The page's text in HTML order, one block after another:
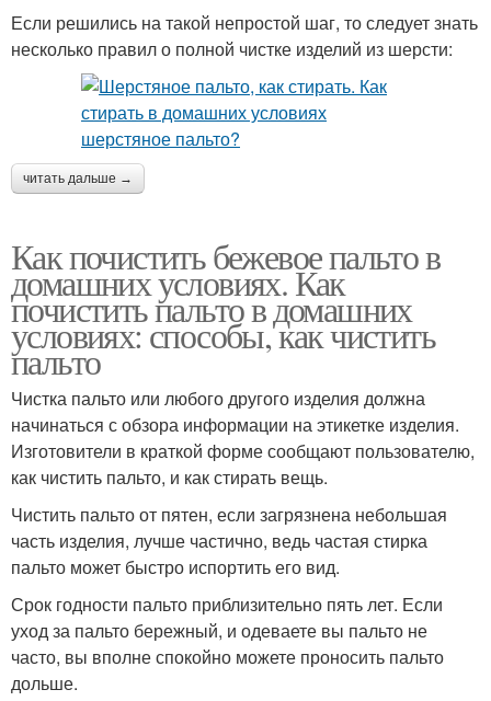
Если решились на такой непростой шаг, то следует знать
несколько правил о полной чистке изделий из шерсти:
читать дальше →
Как почистить бежевое пальто в
домашних условиях. Как
почистить пальто в домашних
условиях: способы, как чистить
пальто
Чистка пальто или любого другого изделия должна
начинаться с обзора информации на этикетке изделия.
Изготовители в краткой форме сообщают пользователю,
как чистить пальто, и как стирать вещь.
Чистить пальто от пятен, если загрязнена небольшая
часть изделия, лучше частично, ведь частая стирка
пальто может быстро испортить его вид.
Срок годности пальто приблизительно пять лет. Если
уход за пальто бережный, и одеваете вы пальто не
часто, вы вполне спокойно можете проносить пальто
дольше.